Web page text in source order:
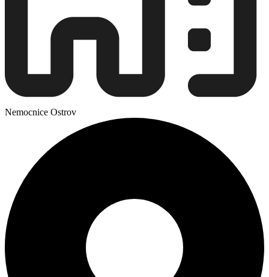
Nemocnice Ostrov